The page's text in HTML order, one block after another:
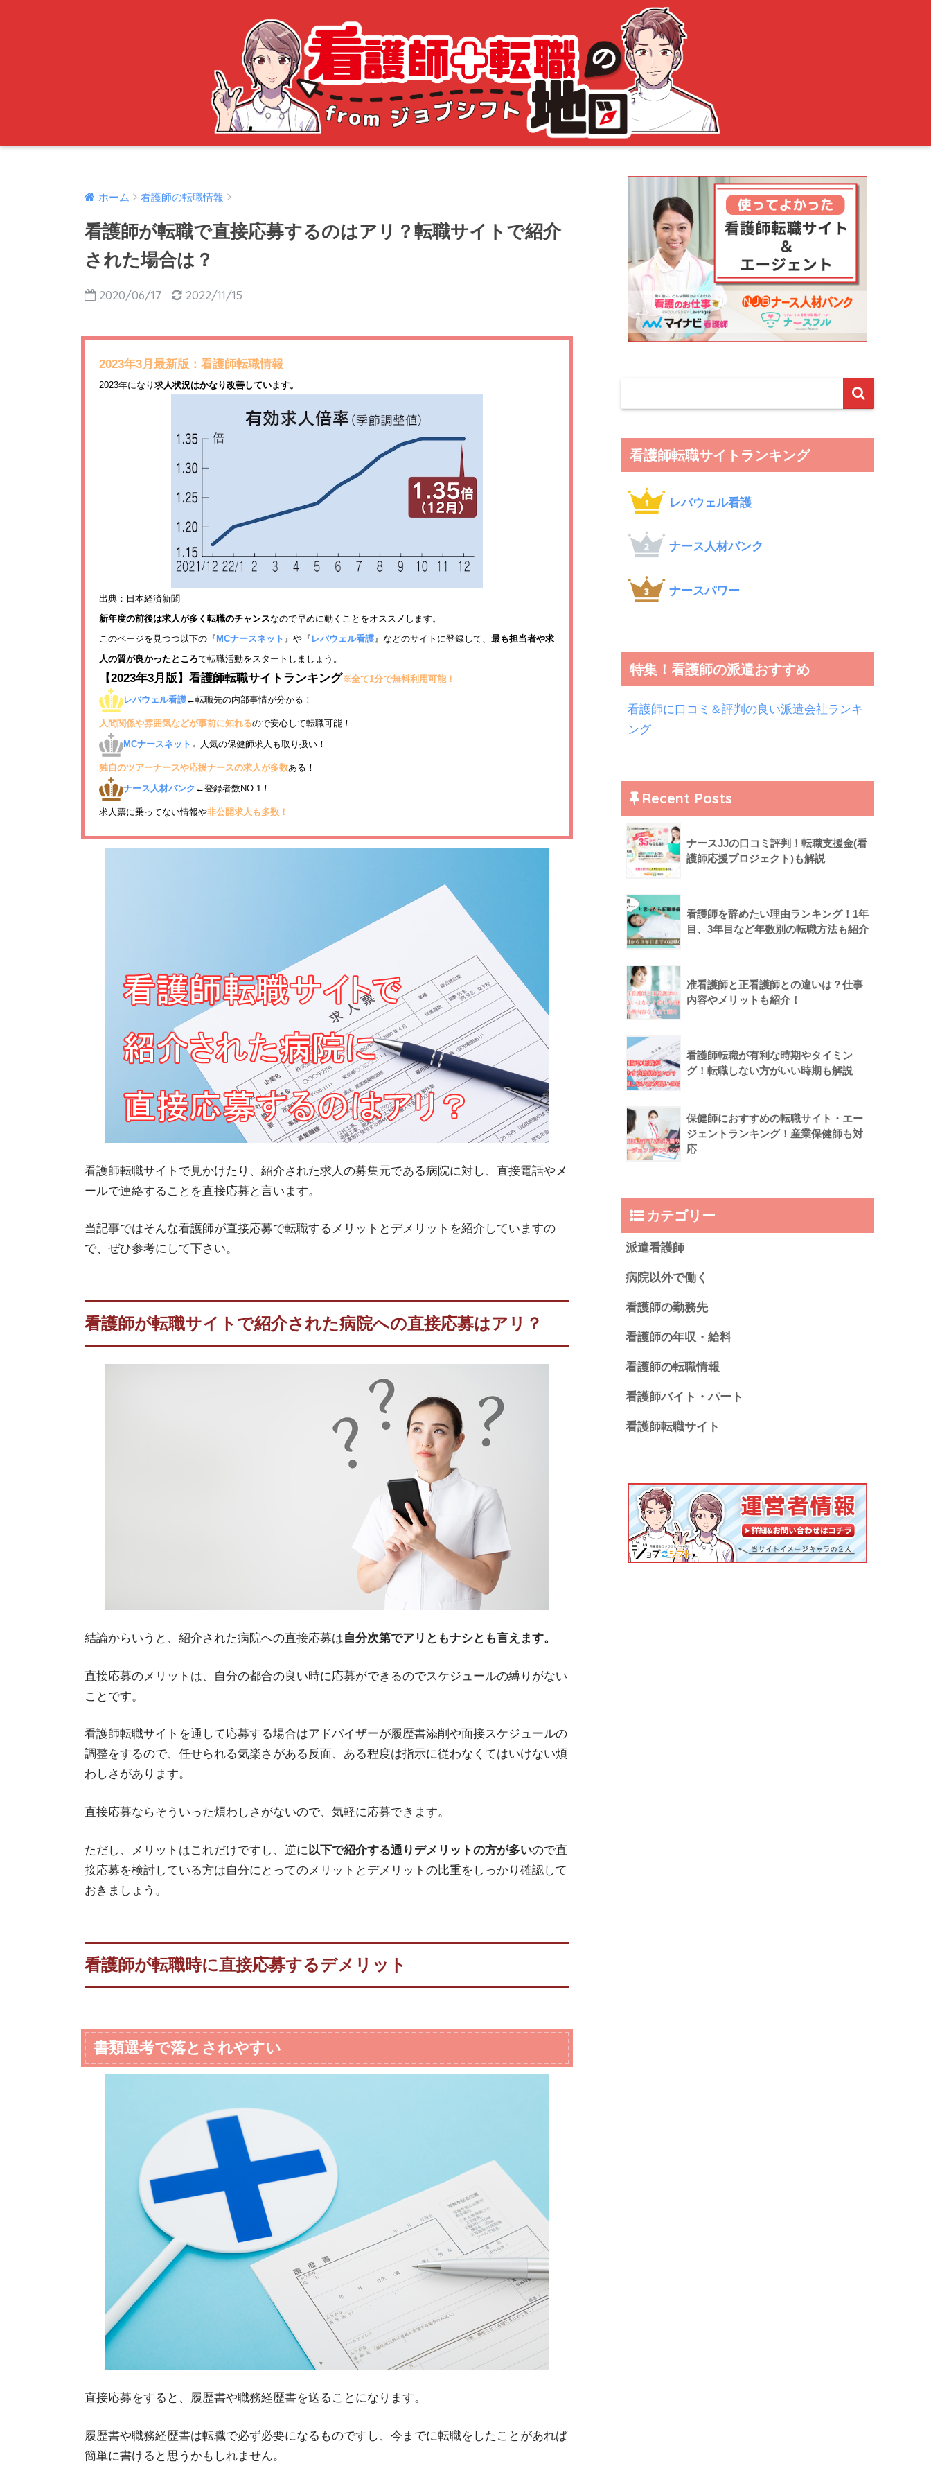
ホーム 看護師の転職情報
看護師が転職で直接応募するのはアリ？転職サイトで紹介
された場合は？
2020/06/17 2022/11/15
2023年3月最新版：看護師転職情報
2023年になり 求人状況はかなり改善しています。
出典：日本経済新聞
新年度の前後は求人が多く転職のチャンスなので早めに動くことをオススメします。
このページを見つつ以下の『 MCナースネット 』や『 レバウェル看護 』などのサイトに登録して、 最も担当者や求
人の質が良かったところで転職活動をスタートしましょう。
【2023年3月版】看護師転職サイトランキング※全て1分で無料利用可能！
レバウェル看護←転職先の内部事情が分かる！
人間関係や雰囲気などが事前に知れるので安心して転職可能！
MCナースネット ←人気の保健師求人も取り扱い！
独自のツアーナースや応援ナースの求人が多数ある！
ナース人材バンク ←登録者数NO.1！
求人票に乗ってない情報や非公開求人も多数！
看護師転職サイトで見かけたり、紹介された求人の募集元である病院に対し、直接電話やメ
ールで連絡することを直接応募と言います。
当記事ではそんな看護師が直接応募で転職するメリットとデメリットを紹介していますの
で、ぜひ参考にして下さい。
看護師が転職サイトで紹介された病院への直接応募はアリ？
結論からいうと、紹介された病院への直接応募は自分次第でアリともナシとも言えます。
直接応募のメリットは、自分の都合の良い時に応募ができるのでスケジュールの縛りがない
ことです。
看護師転職サイトを通して応募する場合はアドバイザーが履歴書添削や面接スケジュールの
調整をするので、任せられる気楽さがある反面、ある程度は指示に従わなくてはいけない煩
わしさがあります。
直接応募ならそういった煩わしさがないので、気軽に応募できます。
ただし、メリットはこれだけですし、逆に 以下で紹介する通りデメリットの方が多いので直
接応募を検討している方は自分にとってのメリットとデメリットの比重をしっかり確認して
おきましょう。
看護師が転職時に直接応募するデメリット
書類選考で落とされやすい
直接応募をすると、履歴書や職務経歴書を送ることになります。
履歴書や職務経歴書は転職で必ず必要になるものですし、今までに転職をしたことがあれば
簡単に書けると思うかもしれません。
看護師転職サイトランキング
レバウェル看護
ナース人材バンク
ナースパワー
特集！看護師の派遣おすすめ
看護師に口コミ＆評判の良い派遣会社ランキ
ング
Recent Posts
ナースJJの口コミ評判！転職支援金(看
護師応援プロジェクト)も解説
看護師を辞めたい理由ランキング！1年
目、3年目など年数別の転職方法も紹介
准看護師と正看護師との違いは？仕事
内容やメリットも紹介！
看護師転職が有利な時期やタイミン
グ！転職しない方がいい時期も解説
保健師におすすめの転職サイト・エー
ジェントランキング！産業保健師も対
応
カテゴリー
派遣看護師
病院以外で働く
看護師の勤務先
看護師の年収・給料
看護師の転職情報
看護師バイト・パート
看護師転職サイト